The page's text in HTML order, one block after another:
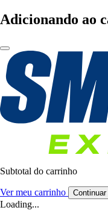
Adicionando ao
Subtotal do carrinho
Ver meu carrinho
Loading...